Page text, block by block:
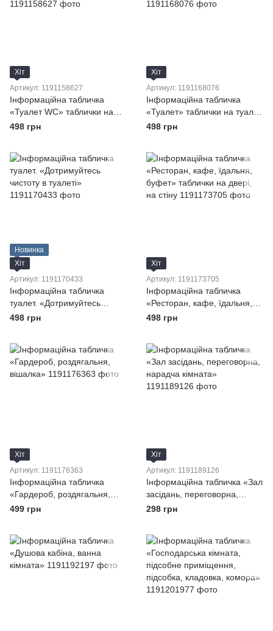
Хіт
Артикул: 1191158627
Інформаційна табличка
«Туалет WC» таблички на
туалет з металу круглі
498 грн
Хіт
Артикул: 1191168076
Інформаційна табличка
«Туалет» таблички на туалет
металеві на липучці
498 грн
Новинка
Хіт
Артикул: 1191170433
Інформаційна табличка
туалет. «Дотримуйтесь
чистоту в туалеті»
498 грн
Хіт
Артикул: 1191173705
Інформаційна табличка
«Ресторан, кафе, їдальня,
буфет» таблички на двері,
498 грн
Хіт
Артикул: 1191176363
Інформаційна табличка
«Гардероб, роздягальня,
вішалка»
499 грн
Хіт
Артикул: 1191189126
Інформаційна табличка «Зал
засідань, переговорна,
нарадча кімната»
298 грн